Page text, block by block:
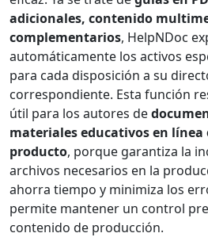
adicionales, contenido
complementarios, HelpNDoc
automáticamente los activos
para cada disposición a su
correspondiente. Esta función
útil para los autores de
materiales educativos en línea
producto, porque garantiza la
archivos necesarios en la
ahorra tiempo y minimiza los
permite mantener un control
contenido de producción.